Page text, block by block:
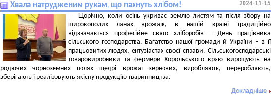
Хвала натрудженим рукам, що пахнуть хлібом! 2024-11-15
Щорічно, коли осінь укриває землю листям та після збору на
широкополих ланах врожаїв, в нашій країні традиційно
відзначається професійне свято хліборобів – День працівника
сільського господарства. Багатство нашої громади й України – в її
працьовитих людях, ентузіастах своєї справи. Сільськогосподарські
товаровиробники та фермери Хорольського краю вирощують на
родючих чорноземних полях щедрі врожаї зернових, виробляють, переробляють,
зберігають і реалізовують якісну продукцію тваринництва.
Докладніше